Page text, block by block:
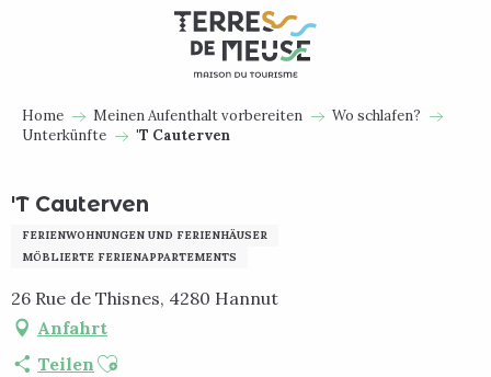
Home Meinen Aufenthalt vorbereiten
Wo schlafen?
Unterkünfte
'T Cauterven
'T Cauterven
FERIENWOHNUNGEN UND FERIENHÄUSER
MÖBLIERTE FERIENAPPARTEMENTS
26 Rue de Thisnes, 4280 Hannut
Anfahrt
Teilen Ajouter aux favoris